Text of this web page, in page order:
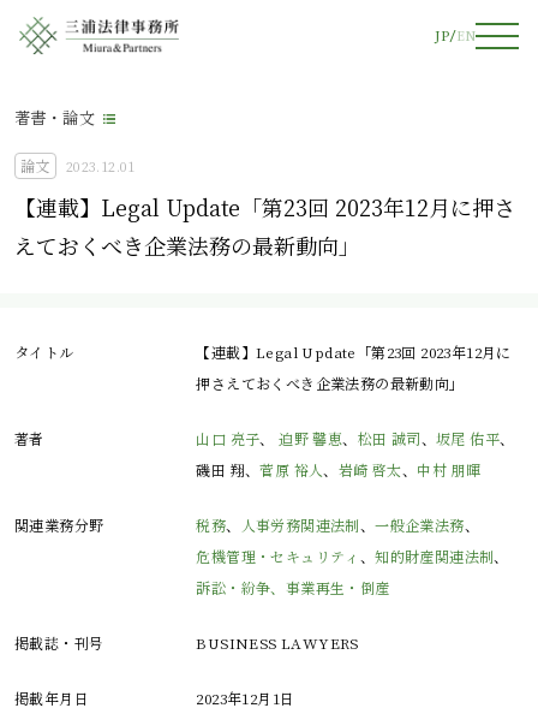
JP EN
著書・論文
論文 2023.12.01
【連載】Legal Update「第23回 2023年12月に押さ
えておくべき企業法務の最新動向」
タイトル
【連載】Legal Update「第23回 2023年12月に
押さえておくべき企業法務の最新動向」
著者 山口 亮子、迫野 馨恵、 松田 誠司、 坂尾 佑平、
磯田 翔、菅原 裕人、 岩崎 啓太、 中村 朋暉
関連業務分野 税務、 人事労務関連法制、一般企業法務、
危機管理・セキュリティ 、知的財産関連法制、
訴訟・紛争、事業再生・倒産
掲載誌・刊号 BUSINESS LAWYERS
掲載年月日 2023年12月1日